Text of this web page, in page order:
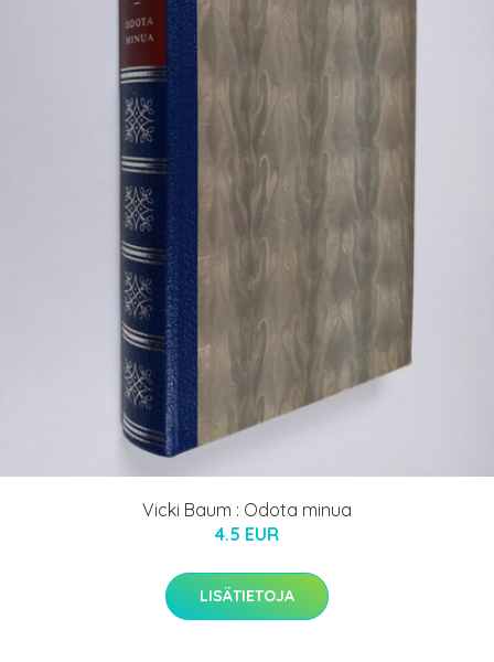
Vicki Baum : Odota minua
4.5 EUR
LISÄTIETOJA